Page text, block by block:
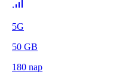
5G
50 GB
180 nap